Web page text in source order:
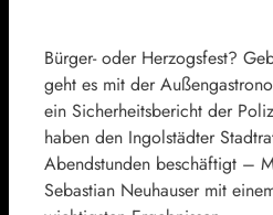
Bürger- oder Herzogsfest?
geht es mit der
ein Sicherheitsbericht der
haben den Ingolstädter
Abendstunden beschäftigt –
Sebastian Neuhauser mit